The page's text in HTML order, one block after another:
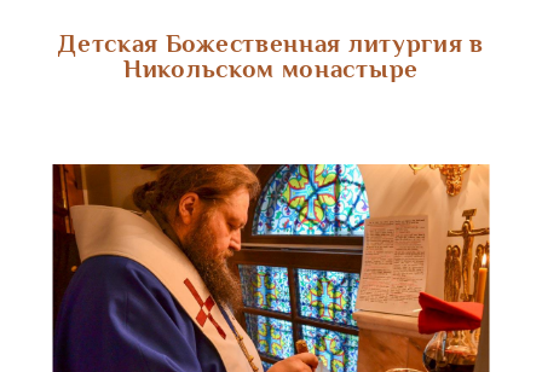
Детская Божественная литургия в
Никольском монастыре